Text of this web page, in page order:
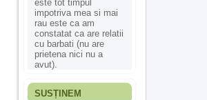
este tot timpul
impotriva mea si mai
rau este ca am
constatat ca are relatii
cu barbati (nu are
prietena nici nu a
avut).
SUSȚINEM